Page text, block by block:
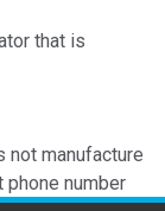
that is
not manufacture
phone number